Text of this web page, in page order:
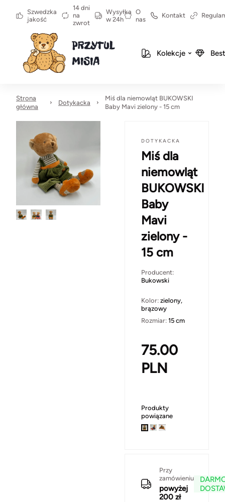
Szwedzka
jakość
14 dni
na
zwrot
Wysyłka
w 24h
O
nas
Kontakt
Kolekcje
Strona
główna
Dotykacka
Miś dla niemowląt BUKOWSKI
Baby Mavi zielony - 15 cm
DOTYKACKA
Miś dla
niemowląt
BUKOWSKI
Baby
Mavi
zielony -
15 cm
Producent:
Bukowski
Kolor: zielony,
brązowy
Rozmiar: 15 cm
75.00
PLN
Produkty
powiązane
Przy
zamówieniu
powyżej
200 zł